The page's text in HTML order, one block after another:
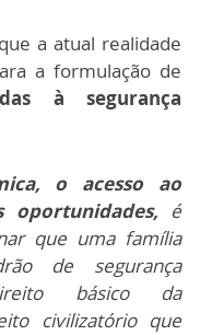
a atual realidade
a formulação de
à segurança
o acesso ao
oportunidades, é
que uma família
de segurança
básico da
civilizatório que